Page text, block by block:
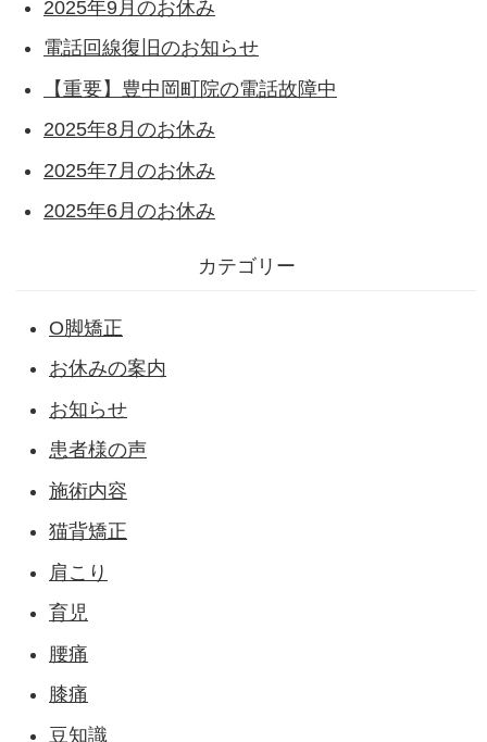
2025年9月のお休み
電話回線復旧のお知らせ
【重要】豊中岡町院の電話故障中
2025年8月のお休み
2025年7月のお休み
2025年6月のお休み
カテゴリー
O脚矯正
お休みの案内
お知らせ
患者様の声
施術内容
猫背矯正
肩こり
育児
腰痛
膝痛
豆知識